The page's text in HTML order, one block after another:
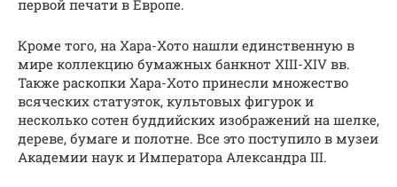
первой печати в Европе.
Кроме того, на Хара-Хото нашли единственную в
мире коллекцию бумажных банкнот XIII-XIV вв.
Также раскопки Хара-Хото принесли множество
всяческих статуэток, культовых фигурок и
несколько сотен буддийских изображений на шелке,
дереве, бумаге и полотне. Все это поступило в музеи
Академии наук и Императора Александра III.